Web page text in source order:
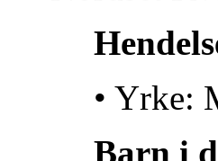
• Yrke:
Barn i